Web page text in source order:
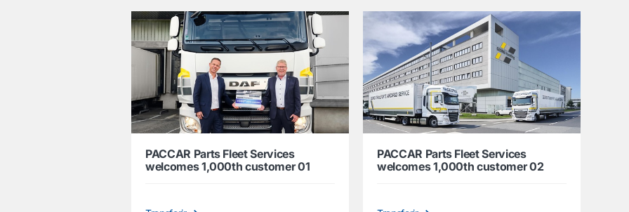
PACCAR Parts Fleet Services
welcomes 1,000th customer 01
PACCAR Parts Fleet Services
welcomes 1,000th customer 02